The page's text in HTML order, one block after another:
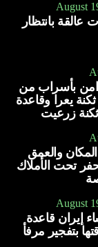
August
بانتظار
بأسراب من
يعرا وقاعدة
زرعيت
المكان والعمق
تحت الأملاك
August
إيران قاعدة
بتفجير مرفأ